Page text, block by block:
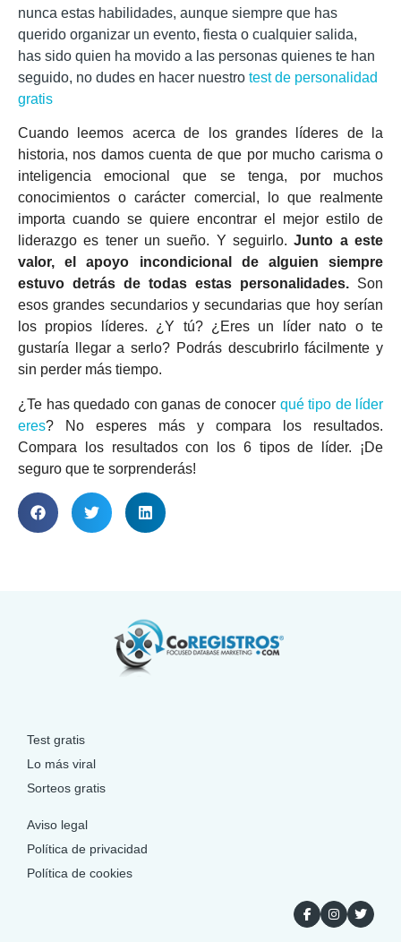
nunca estas habilidades, aunque siempre que has
querido organizar un evento, fiesta o cualquier salida,
has sido quien ha movido a las personas quienes te han
seguido, no dudes en hacer nuestro test de personalidad
gratis
Cuando leemos acerca de los grandes líderes de la
historia, nos damos cuenta de que por mucho carisma o
inteligencia emocional que se tenga, por muchos
conocimientos o carácter comercial, lo que realmente
importa cuando se quiere encontrar el mejor estilo de
liderazgo es tener un sueño. Y seguirlo.Junto a este
valor, el apoyo incondicional de alguien siempre
estuvo detrás de todas estas personalidades. Son
esos grandes secundarios y secundarias que hoy serían
los propios líderes. ¿Y tú? ¿Eres un líder nato o te
gustaría llegar a serlo? Podrás descubrirlo fácilmente y
sin perder más tiempo.
¿Te has quedado con ganas de conocer qué tipo de líder
eres? No esperes más y compara los resultados.
Compara los resultados con los 6 tipos de líder. ¡De
seguro que te sorprenderás!
Test gratis
Lo más viral
Sorteos gratis
Aviso legal
Política de privacidad
Política de cookies